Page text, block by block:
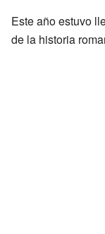
Este año estuvo
de la historia